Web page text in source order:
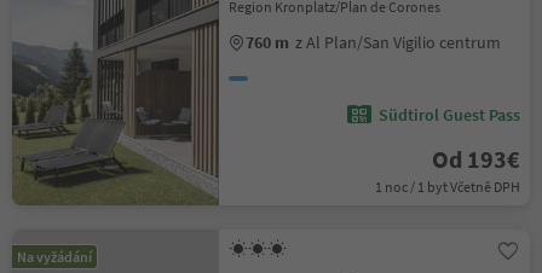
Region Kronplatz/Plan de Corones
760 m z Al Plan/San Vigilio centrum
Südtirol Guest Pass
Od 193€
1 noc / 1 byt Včetně DPH
Na vyžádání